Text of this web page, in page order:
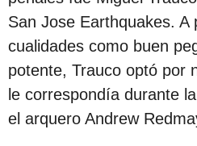
ñ
o
s
d
e
San Jose Earthquakes. A
cualidades como buen
potente, Trauco optó por
le correspondía durante
el arquero Andrew